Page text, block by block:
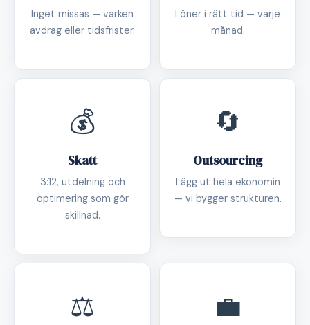
Inget missas — varken
avdrag eller tidsfrister.
Löner i rätt tid — varje
månad.
💰
Skatt
3:12, utdelning och
optimering som gör
skillnad.
🔄
Outsourcing
Lägg ut hela ekonomin
— vi bygger strukturen.
⚖️ 💼